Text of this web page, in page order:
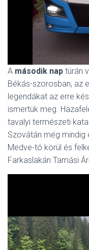
A második nap túrán
Békás-szorosban, az
legendákat az erre
ismertük meg.
tavalyi természeti
Szovátán még mindig
Medve-tó körül és
Farkaslakán Tamási